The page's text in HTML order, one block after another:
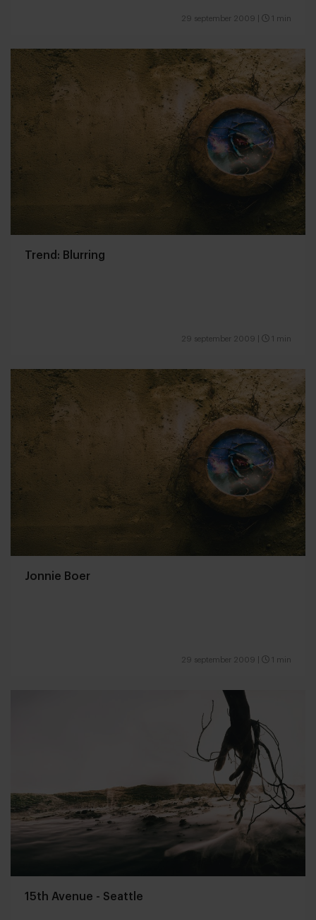
29 september 2009 1 min
Trend: Blurring
29 september 2009 1 min
Jonnie Boer
29 september 2009 1 min
15th Avenue - Seattle